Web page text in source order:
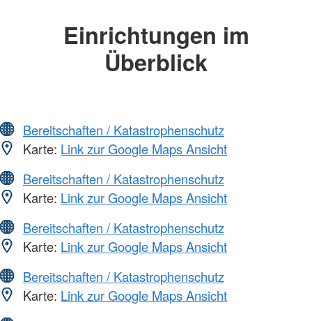
Einrichtungen im
Überblick
Bereitschaften / Katastrophenschutz
Karte: Link zur Google Maps Ansicht
Bereitschaften / Katastrophenschutz
Karte: Link zur Google Maps Ansicht
Bereitschaften / Katastrophenschutz
Karte: Link zur Google Maps Ansicht
Bereitschaften / Katastrophenschutz
Karte: Link zur Google Maps Ansicht